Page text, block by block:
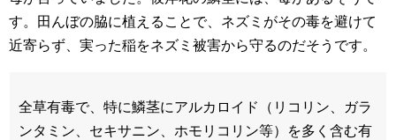
す。田んぼの脇に植えることで、ネズミがその毒を避けて
近寄らず、実った稲をネズミ被害から守るのだそうです。
全草有毒で、特に鱗茎にアルカロイド（リコリン、ガラ
ンタミン、セキサニン、ホモリコリン等）を多く含む有